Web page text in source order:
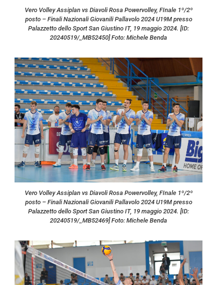
Vero Volley Assiplan vs Diavoli Rosa Powervolley, FInale 1º/2º
posto – Finali Nazionali Giovanili Pallavolo 2024 U19M presso
Palazzetto dello Sport San Giustino IT, 19 maggio 2024. [ID:
20240519/_MB52450] Foto: Michele Benda
Vero Volley Assiplan vs Diavoli Rosa Powervolley, FInale 1º/2º
posto – Finali Nazionali Giovanili Pallavolo 2024 U19M presso
Palazzetto dello Sport San Giustino IT, 19 maggio 2024. [ID:
20240519/_MB52469] Foto: Michele Benda